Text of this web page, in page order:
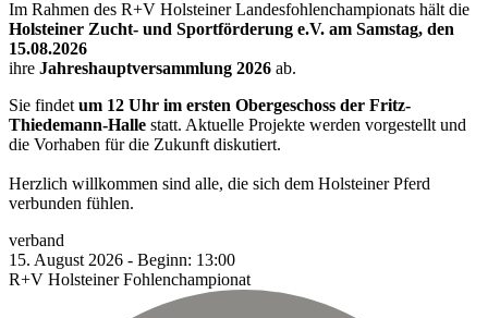
Im Rahmen des R+V Holsteiner Landesfohlenchampionats hält die
Holsteiner Zucht- und Sportförderung e.V. am Samstag, den
15.08.2026
ihre Jahreshauptversammlung 2026 ab.
Sie findet um 12 Uhr im ersten Obergeschoss der Fritz-
Thiedemann-Halle statt. Aktuelle Projekte werden vorgestellt und
die Vorhaben für die Zukunft diskutiert.
Herzlich willkommen sind alle, die sich dem Holsteiner Pferd
verbunden fühlen.
verband
15. August 2026 - Beginn: 13:00
R+V Holsteiner Fohlenchampionat